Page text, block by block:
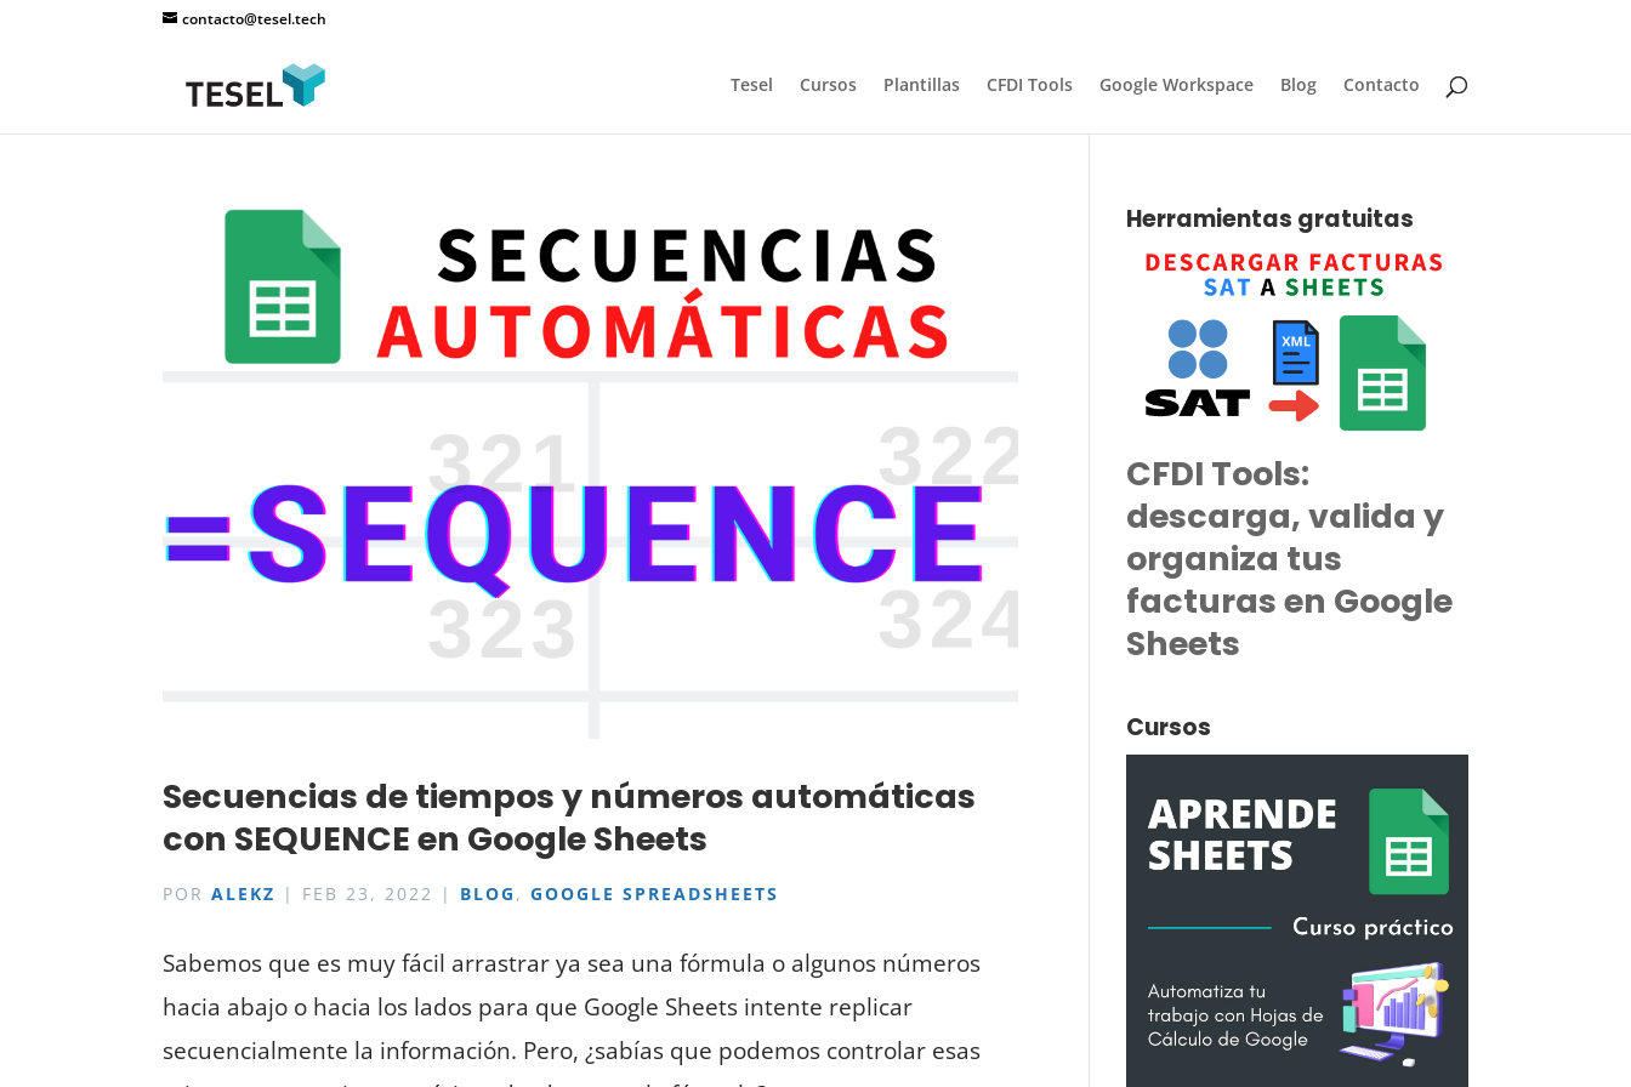
contacto@tesel.tech
Tesel Cursos Plantillas CFDI Tools Google Workspace Blog Contacto
Secuencias de tiempos y números automáticas
con SEQUENCE en Google Sheets
PORALEKZ | FEB 23, 2022 | BLOG ,GOOGLE SPREADSHEETS
Sabemos que es muy fácil arrastrar ya sea una fórmula o algunos números
hacia abajo o hacia los lados para que Google Sheets intente replicar
secuencialmente la información. Pero, ¿sabías que podemos controlar esas
Herramientas gratuitas
CFDI Tools:
descarga, valida y
organiza tus
facturas en Google
Sheets
Cursos